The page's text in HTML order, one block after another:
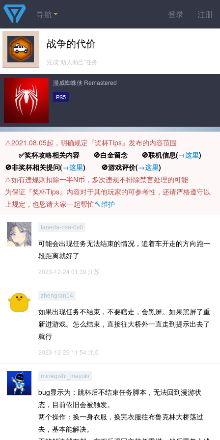
登录 注册
导航
战争的代价
完成“助人助己”任务
漫威蜘蛛侠 Remastered
PS5
⚠️2021.08.05起，明确规定『奖杯Tips』发布的内容范围
✅奖杯攻略相关内容 🚫白金留念 🚫联机信息(→这里)
🚫非奖杯相关提问(→这里) 🚫游戏评价(→这里)
⚠️如有违规则扣除一半N币，多次违规不排除禁言处理的可能
为保证『奖杯Tips』内容对于其他玩家的可参考性，还请严格遵守以
上规定，也恳请大家一起帮忙🔨维护
taneda-risa-0v0
可能会出现任务无法结束的情况，追着车开走的方向跑一
段距离就好了
2023-12-24 01:39 江苏
zhengran14
如果出现任务不结束，不要瞎走，会黑屏。如果黑屏了重
新进游戏。怎么结束，直接往大桥外一直走到提示出去了
就行
2023-12-29 11:54 北京
minegishi_mayuki
bug显示为：跳杯后不结束任务脚本，无法回到漫游状
态，目前依旧会被触发。
两个操作：换一身衣服，换完衣服往布鲁克林大桥荡过
去，基本能解决。